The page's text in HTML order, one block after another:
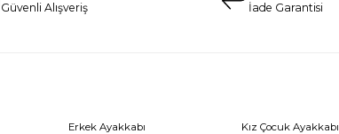
Güvenli Alışveriş
İade Garantisi
Erkek Ayakkabı
Kız Çocuk Ayakkabı